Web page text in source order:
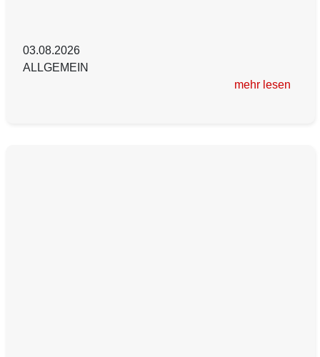
03.08.2026
ALLGEMEIN
mehr lesen